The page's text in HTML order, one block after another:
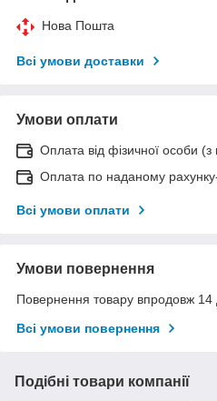
Нова Пошта
Всі умови доставки
Умови оплати
Оплата від фізичної особи (з
Оплата по наданому
Всі умови оплати
Умови повернення
Повернення товару впродовж 14
Всі умови повернення
Подібні товари компанії